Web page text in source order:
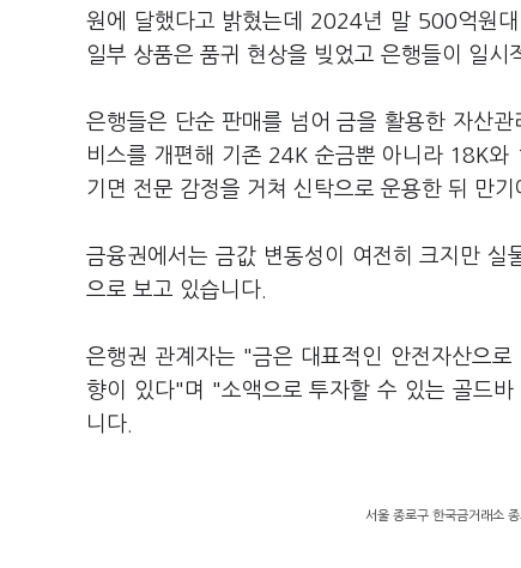
원에 달했다고 밝혔는데 2024년 말 500억원
일부 상품은 품귀 현상을 빚었고 은행들이 일시
은행들은 단순 판매를 넘어 금을 활용한 자산
비스를 개편해 기존 24K 순금뿐 아니라 18K
기면 전문 감정을 거쳐 신탁으로 운용한 뒤 만
금융권에서는 금값 변동성이 여전히 크지만
으로 보고 있습니다.
은행권 관계자는 "금은 대표적인 안전자산으
향이 있다"며 "소액으로 투자할 수 있는 골드
니다.
서울 종로구 한국금거래소